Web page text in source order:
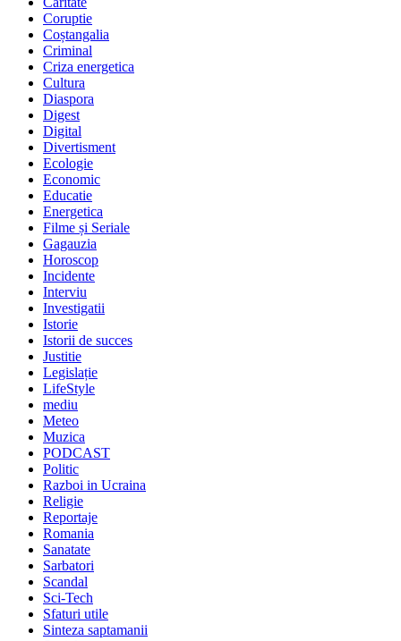
Coruptie
Coștangalia
Criminal
Criza energetica
Cultura
Diaspora
Digest
Digital
Divertisment
Ecologie
Economic
Educatie
Energetica
Filme și Seriale
Gagauzia
Horoscop
Incidente
Interviu
Investigatii
Istorie
Istorii de succes
Justitie
Legislație
LifeStyle
mediu
Meteo
Muzica
PODCAST
Politic
Razboi in Ucraina
Religie
Reportaje
Romania
Sanatate
Sarbatori
Scandal
Sci-Tech
Sfaturi utile
Sinteza saptamanii